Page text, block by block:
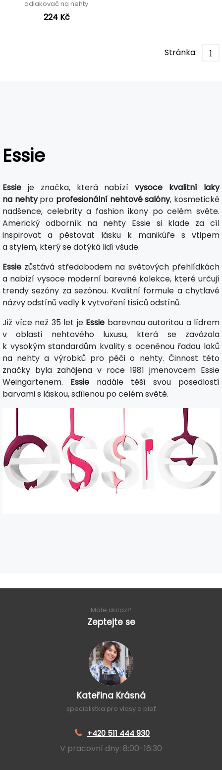
odlakovač na nehty
224 Kč
Stránka: 1
Essie
Essie je značka, která nabízívysoce kvalitní laky
na nehtypro profesionální nehtové salóny, kosmetické
nadšence, celebrity a fashion ikony po celém světe.
Americký odborník na nehty Essie si klade za cíl
inspirovat a pěstovat lásku k manikúře s vtipem
a stylem, který se dotýká lidí všude.
Essie zůstává středobodem na světových přehlídkách
a nabízí vysoce moderní barevné kolekce, které určují
trendy sezóny za sezónou. Kvalitní formule a chytlavé
názvy odstínů vedly k vytvoření tisíců odstínů.
Již více než 35 let je Essie barevnou autoritou a lídrem
v oblasti nehtového luxusu, která se zavázala
k vysokým standardům kvality s oceněnou řadou laků
na nehty a výrobků pro péči o nehty. Činnost této
značky byla zahájena v roce 1981 jmenovcem Essie
Weingartenem. Essie nadále těší svou posedlostí
barvami s láskou, sdílenou po celém světě.
Máte dotaz?
Zeptejte se
Kateřina Krásná
specialistka pro vlasy a pleť
+420 511 444 930
V pracovní dny: 8:00-16:30